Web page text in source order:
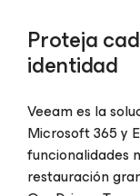
Proteja
identidad
Veeam es la
Microsoft 365 y
funcionalidades
restauración